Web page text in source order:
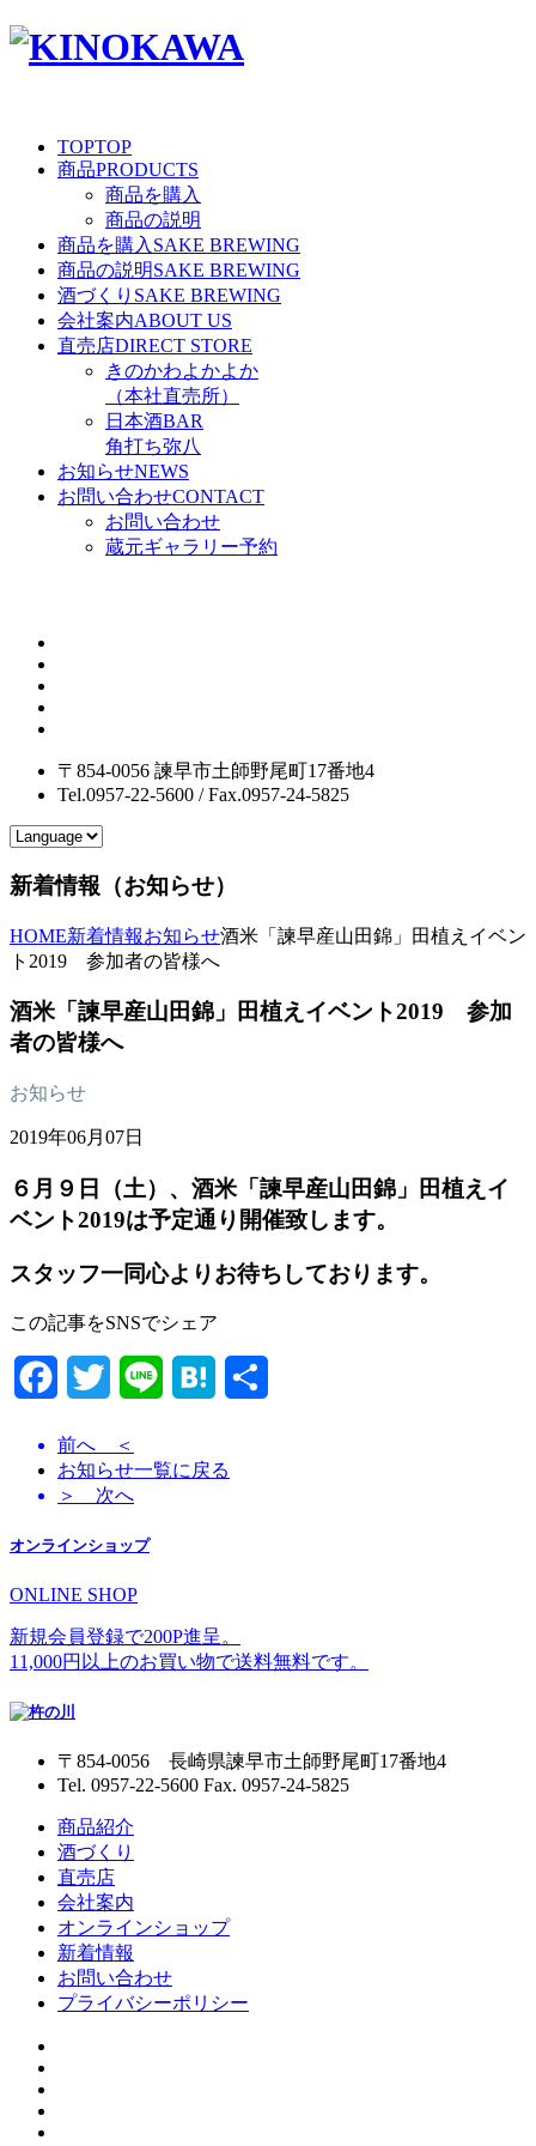
TOPTOP
商品PRODUCTS
商品を購入
商品の説明
商品を購入 SAKE BREWING
商品の説明SAKE BREWING
酒づくり SAKE BREWING
会社案内ABOUT US
直売店DIRECT STORE
きのかわよかよか
（本社直売所）
日本酒BAR
角打ち弥八
お知らせNEWS
お問い合わせCONTACT
お問い合わせ
蔵元ギャラリー予約
〒854-0056 諫早市土師野尾町17番地4
Tel.0957-22-5600 / Fax.0957-24-5825
新着情報（お知らせ）
HOME新着情報お知らせ酒米「諫早産山田錦」田植えイベン
ト2019 参加者の皆様へ
酒米「諫早産山田錦」田植えイベント2019 参加
者の皆様へ
お知らせ
2019年06月07日
６月９日（土）、酒米「諫早産山田錦」田植えイ
ベント2019は予定通り開催致します。
スタッフ一同心よりお待ちしております。
この記事をSNSでシェア
FacebookTwitter Line Hatena
前へ ＜
お知らせ一覧に戻る
＞ 次へ
オンラインショップ
ONLINE SHOP
新規会員登録で200P進呈。
11,000円以上のお買い物で送料無料です。
〒854-0056 長崎県諫早市土師野尾町17番地4
Tel. 0957-22-5600 Fax. 0957-24-5825
商品紹介
酒づくり
直売店
会社案内
オンラインショップ
新着情報
お問い合わせ
プライバシーポリシー